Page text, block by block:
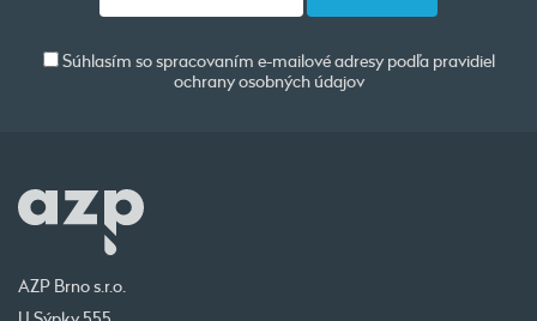
Súhlasím so spracovaním e-mailové adresy podľa pravidiel
ochrany osobných údajov
AZP Brno s.r.o.